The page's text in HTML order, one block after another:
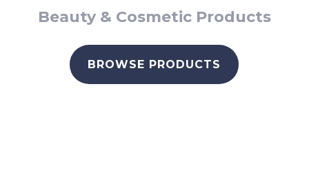
Beauty & Cosmetic Products
BROWSE PRODUCTS